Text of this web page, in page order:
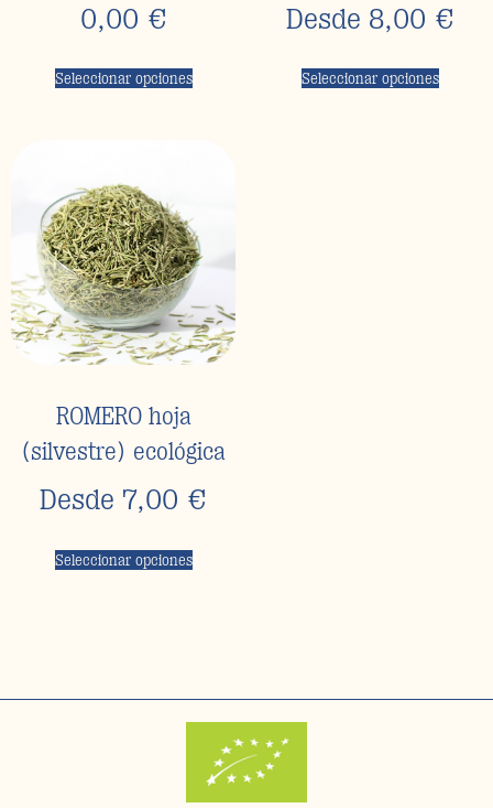
0,00 €
Seleccionar opciones
Desde 8,00 €
Seleccionar opciones
ROMERO hoja
(silvestre) ecológica
Desde 7,00 €
Seleccionar opciones